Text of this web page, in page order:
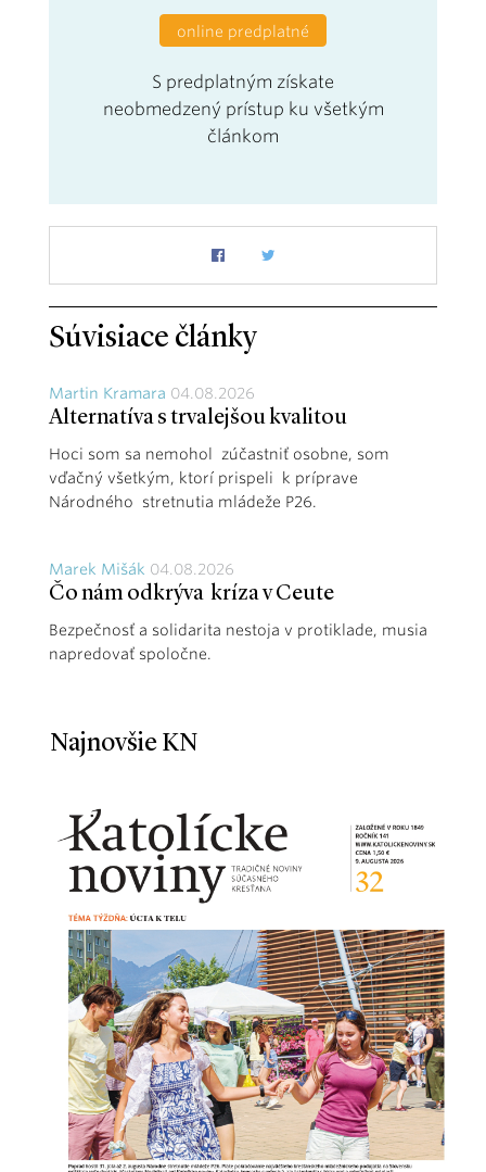
online predplatné
S predplatným získate
neobmedzený prístup ku všetkým
článkom
Súvisiace články
Martin Kramara 04.08.2026
Alternatíva s trvalejšou kvalitou
Hoci som sa nemohol zúčastniť osobne, som
vďačný všetkým, ktorí prispeli k príprave
Národného stretnutia mládeže P26.
Marek Mišák 04.08.2026
Čo nám odkrýva kríza v Ceute
Bezpečnosť a solidarita nestoja v protiklade, musia
napredovať spoločne.
Najnovšie KN